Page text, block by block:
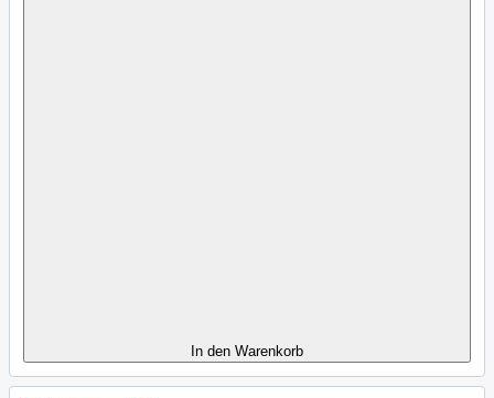
In den Warenkorb